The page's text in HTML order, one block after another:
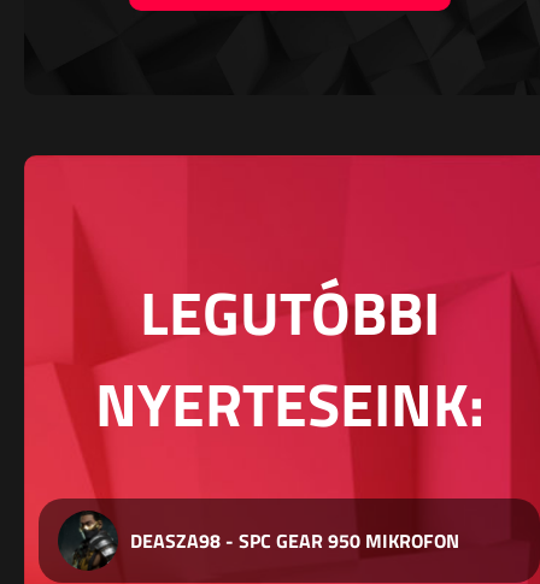
LEGUTÓBBI
NYERTESEINK:
DEASZA98 - SPC GEAR 950 MIKROFON